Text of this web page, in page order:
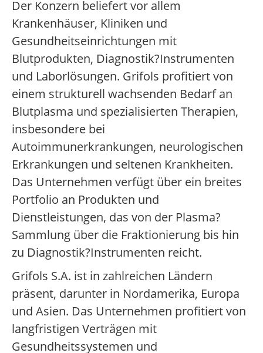
Der Konzern beliefert vor allem
Krankenhäuser, Kliniken und
Gesundheitseinrichtungen mit
Blutprodukten, Diagnostik?Instrumenten
und Laborlösungen. Grifols profitiert von
einem strukturell wachsenden Bedarf an
Blutplasma und spezialisierten Therapien,
insbesondere bei
Autoimmunerkrankungen, neurologischen
Erkrankungen und seltenen Krankheiten.
Das Unternehmen verfügt über ein breites
Portfolio an Produkten und
Dienstleistungen, das von der Plasma?
Sammlung über die Fraktionierung bis hin
zu Diagnostik?Instrumenten reicht.
Grifols S.A. ist in zahlreichen Ländern
präsent, darunter in Nordamerika, Europa
und Asien. Das Unternehmen profitiert von
langfristigen Verträgen mit
Gesundheitssystemen und